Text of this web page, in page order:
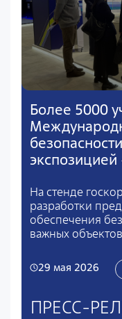
Более 5000
На стенде
разработки
обеспечения
важных объектов
29 мая 2026
ПРЕСС-